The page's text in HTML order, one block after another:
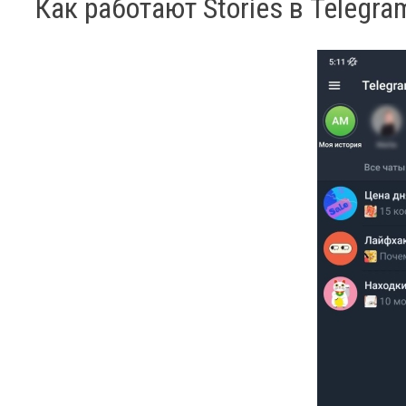
Как работают Stories в